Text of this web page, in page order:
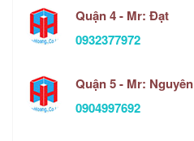
Quận 4 - Mr: Đạt
0932377972
Quận 5 - Mr: Nguyên
0904997692